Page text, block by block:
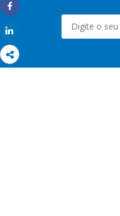
Share